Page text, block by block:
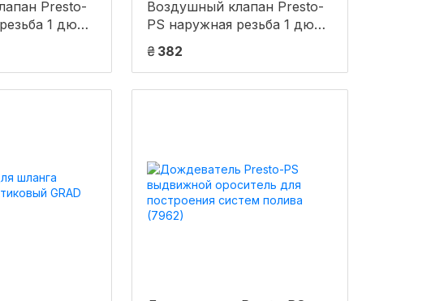
Presto-
1 дюйм
(IV-
Воздушный клапан Presto-
PS наружная резьба 1 дюйм
с боковым отводом (IV-
0112)
₴ 382